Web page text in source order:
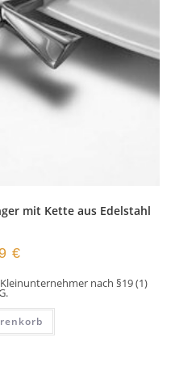
mit Kette aus Edelstahl
€
nach §19 (1)